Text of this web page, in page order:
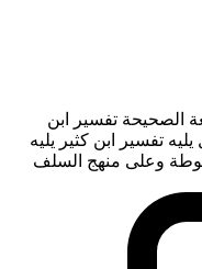
الصحيحة تفسير ابن
تفسير ابن كثير يليه
وعلى منهج السلف